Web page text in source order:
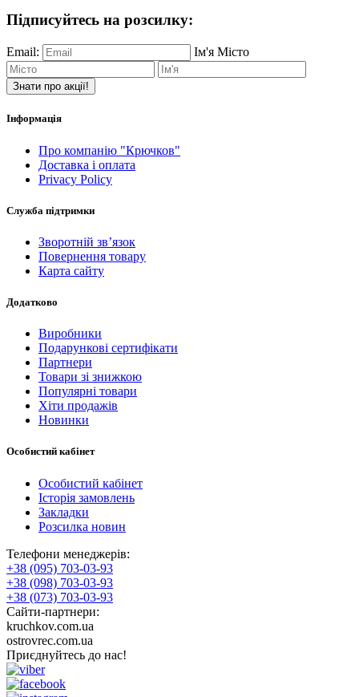
Підписуйтесь на розсилку:
Email: Ім'я Місто
Знати про акції!
Інформація
Про компанію "Крючков"
Доставка і оплата
Privacy Policy
Служба підтримки
Зворотній зв’язок
Повернення товару
Карта сайту
Додатково
Виробники
Подарункові сертифікати
Партнери
Товари зі знижкою
Популярні товари
Хіти продажів
Новинки
Особистий кабінет
Особистий кабінет
Історія замовлень
Закладки
Розсилка новин
Телефони менеджерів:
+38 (095) 703-03-93
+38 (098) 703-03-93
+38 (073) 703-03-93
Сайти-партнери:
kruchkov.com.ua
ostrovrec.com.ua
Приєднуйтесь до нас!